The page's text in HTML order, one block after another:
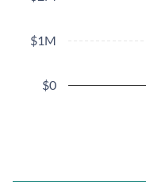
$0
$1M